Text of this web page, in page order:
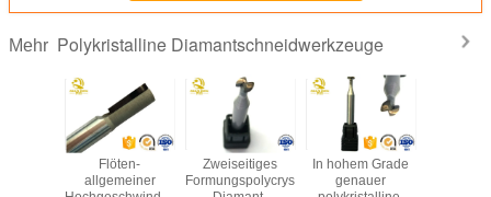
Mehr Polykristalline Diamantschneidwerkzeuge
Flöten-
allgemeiner
Zweiseitiges
Formungspolycrystaline-
In hohem Grade
genauer